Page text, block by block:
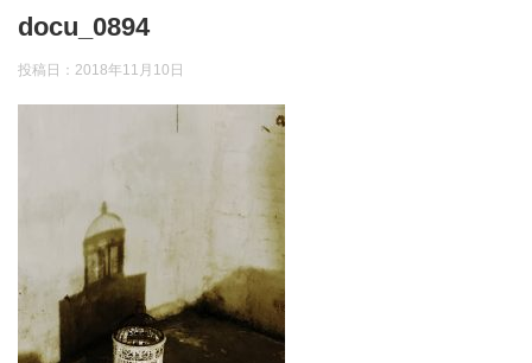
docu_0894
投稿日： 2018年11月10日